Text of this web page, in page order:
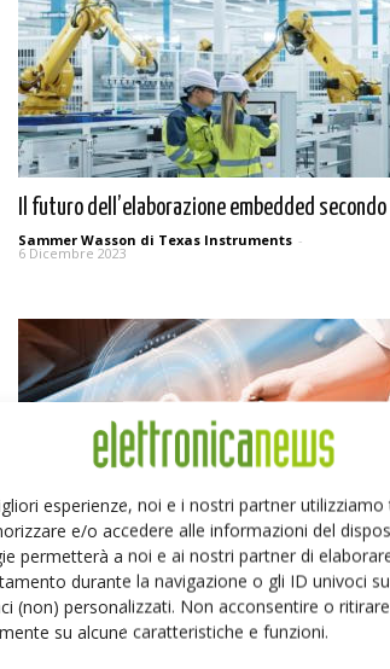
esperienze, noi e i nostri partner
e/o accedere alle informazioni del
permetterà a noi e ai nostri partner di
durante la navigazione o gli ID univoci
(non) personalizzati. Non acconsentire o
su alcune caratteristiche e funzioni.
Il futuro dell’elaborazione embedded secondo
Sammer Wasson di Texas Instruments -
6 Dicembre 2023
Automotive: MCU BLE onsemi per applicazioni
wireless
Massimiliano Luce - 7 Aprile 2023